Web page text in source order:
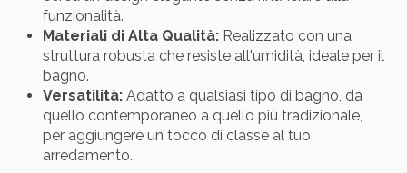
funzionalità.
Materiali di Alta Qualità: Realizzato con una
struttura robusta che resiste all'umidità, ideale per il
bagno.
Versatilità: Adatto a qualsiasi tipo di bagno, da
quello contemporaneo a quello più tradizionale,
per aggiungere un tocco di classe al tuo
arredamento.